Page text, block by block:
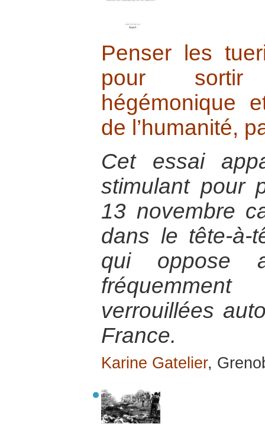
Penser les
pour sortir
hégémonique
de l’humanité,
Cet essai
stimulant pour
13 novembre
dans le tête-à-
qui oppose
verrouillées
France.
Karine Gatelier,